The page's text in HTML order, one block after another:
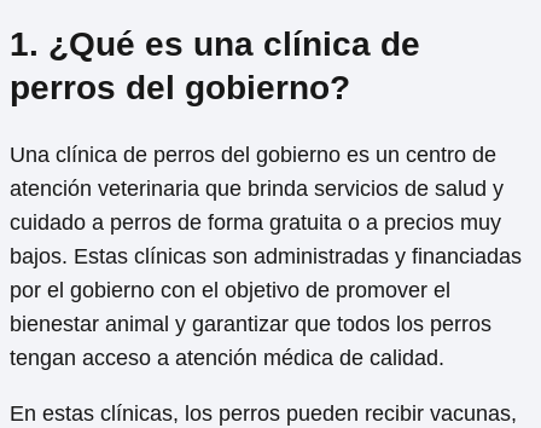
1. ¿Qué es una clínica de
perros del gobierno?
Una clínica de perros del gobierno es un centro de
atención veterinaria que brinda servicios de salud y
cuidado a perros de forma gratuita o a precios muy
bajos. Estas clínicas son administradas y financiadas
por el gobierno con el objetivo de promover el
bienestar animal y garantizar que todos los perros
tengan acceso a atención médica de calidad.
En estas clínicas, los perros pueden recibir vacunas,